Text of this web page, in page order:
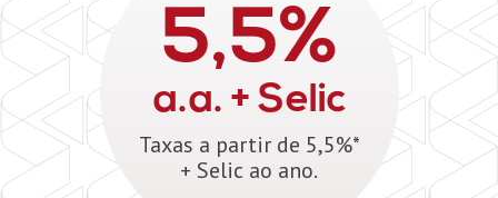
5,5%
a.a. + Selic
Taxas a partir de 5,5%*
+ Selic ao ano.